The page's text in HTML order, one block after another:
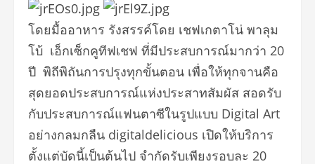
โดยมื้ออาหาร รังสรรค์โดย เชฟเกตาโน่ พาลุม
โบ้ เอ็กเซ็กคูทีฟเชฟ ที่มีประสบการณ์มากว่า 20
ปี พิถีพิถันการปรุงทุกขั้นตอน เพื่อให้ทุกจานคือ
สุดยอดประสบการณ์แห่งประสาทสัมผัส สอดรับ
กับประสบการณ์แฟนตาซีในรูปแบบ Digital Art
อย่างกลมกลืน digitaldelicious เปิดให้บริการ
ตั้งแต่บัดนี้เป็นต้นไป จำกัดรับเพียงรอบละ 20